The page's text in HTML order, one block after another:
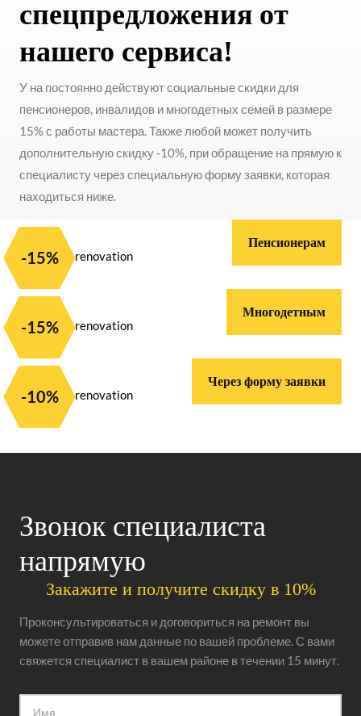
спецпредложения от
нашего сервиса!
У на постоянно действуют социальные скидки для
пенсионеров, инвалидов и многодетных семей в размере
15% с работы мастера. Также любой может получить
дополнительную скидку -10%, при обращение на прямую к
специалисту через специальную форму заявки, которая
находиться ниже.
-15%
Пенсионерам
-15%
Многодетным
-10%
Через форму заявки
Звонок специалиста
напрямую
Закажите и получите скидку в 10%
Проконсультироваться и договориться на ремонт вы
можете отправив нам данные по вашей проблеме. С вами
свяжется специалист в вашем районе в течении 15 минут.